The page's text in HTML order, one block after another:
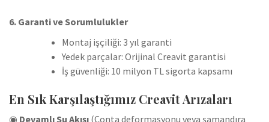
6. Garanti ve Sorumlulukler
Montaj işçiliği: 3 yıl garanti
Yedek parçalar: Orijinal Creavit garantisi
İş güvenliği: 10 milyon TL sigorta kapsamı
En Sık Karşılaştığımız Creavit Arızaları
◉ Devamlı Su Akışı (Conta deformasyonu veya şamandıra